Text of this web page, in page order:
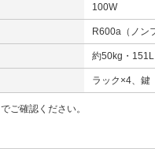
100W
R600a（ノン
約50kg・151L
ラック×4、鍵
でご確認ください。